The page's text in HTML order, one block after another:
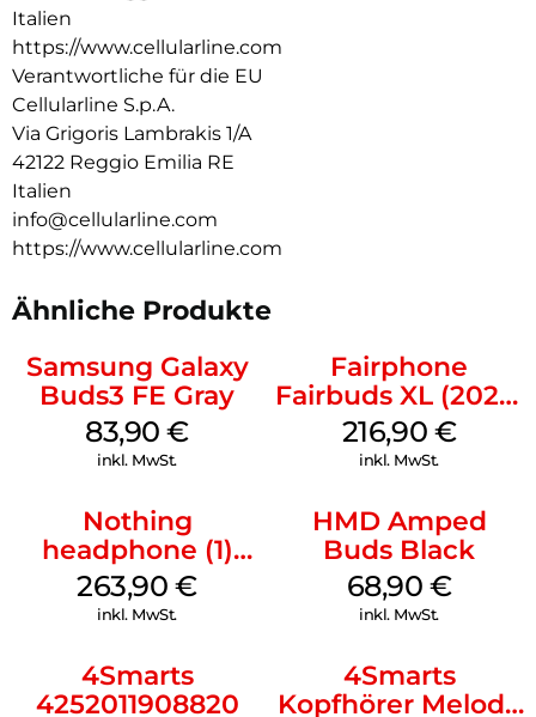
die Premium-Qualität zu einem erschwinglichen Preis
suchen.
Italien
https://www.cellularline.com
Verantwortliche für die EU
Cellularline S.p.A.
Via Grigoris Lambrakis 1/A
42122 Reggio Emilia RE
Italien
info@cellularline.com
https://www.cellularline.com
Ähnliche Produkte
Samsung Galaxy
Buds3 FE Gray
83,90€
inkl. MwSt.
Fairphone
Fairbuds XL (2025)
Horizon Black
216,90 €
inkl. MwSt.
Nothing
headphone (1)
Schwarz
263,90€
inkl. MwSt.
HMD Amped
Buds Black
68,90 €
inkl. MwSt.
4Smarts
4252011908820
4Smarts
Kopfhörer Melody